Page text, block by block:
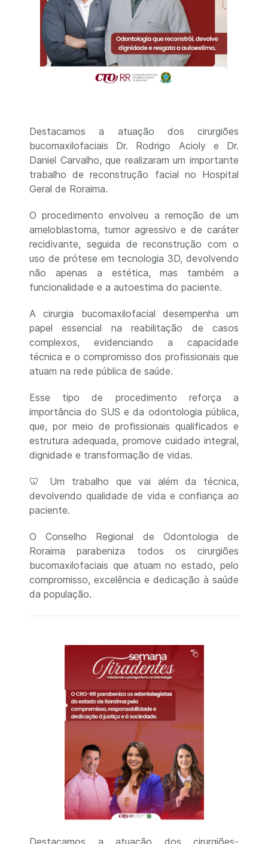
Destacamos a atuação dos cirurgiões
bucomaxilofaciais Dr. Rodrigo Acioly e Dr.
Daniel Carvalho, que realizaram um importante
trabalho de reconstrução facial no Hospital
Geral de Roraima.
O procedimento envolveu a remoção de um
ameloblastoma, tumor agressivo e de caráter
recidivante, seguida de reconstrução com o
uso de prótese em tecnologia 3D, devolvendo
não apenas a estética, mas também a
funcionalidade e a autoestima do paciente.
A cirurgia bucomaxilofacial desempenha um
papel essencial na reabilitação de casos
complexos, evidenciando a capacidade
técnica e o compromisso dos profissionais que
atuam na rede pública de saúde.
Esse tipo de procedimento reforça a
importância do SUS e da odontologia pública,
que, por meio de profissionais qualificados e
estrutura adequada, promove cuidado integral,
dignidade e transformação de vidas.
🦷 Um trabalho que vai além da técnica,
devolvendo qualidade de vida e confiança ao
paciente.
O Conselho Regional de Odontologia de
Roraima parabeniza todos os cirurgiões
bucomaxilofaciais que atuam no estado, pelo
compromisso, excelência e dedicação à saúde
da população.